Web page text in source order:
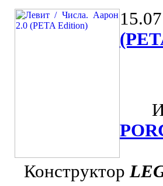
Из
Конструктор